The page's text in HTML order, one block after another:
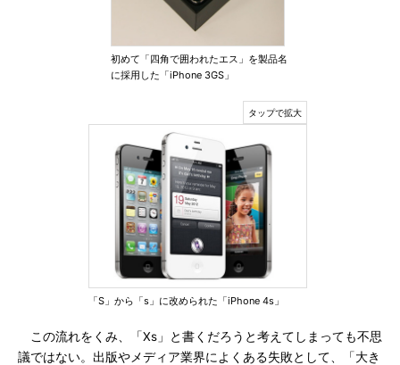
初めて「四角で囲われたエス」を製品名
に採用した「iPhone 3GS」
「S」から「s」に改められた「iPhone 4s」
この流れをくみ、「Xs」と書くだろうと考えてしまっても不思
議ではない。出版やメディア業界によくある失敗として、「大き